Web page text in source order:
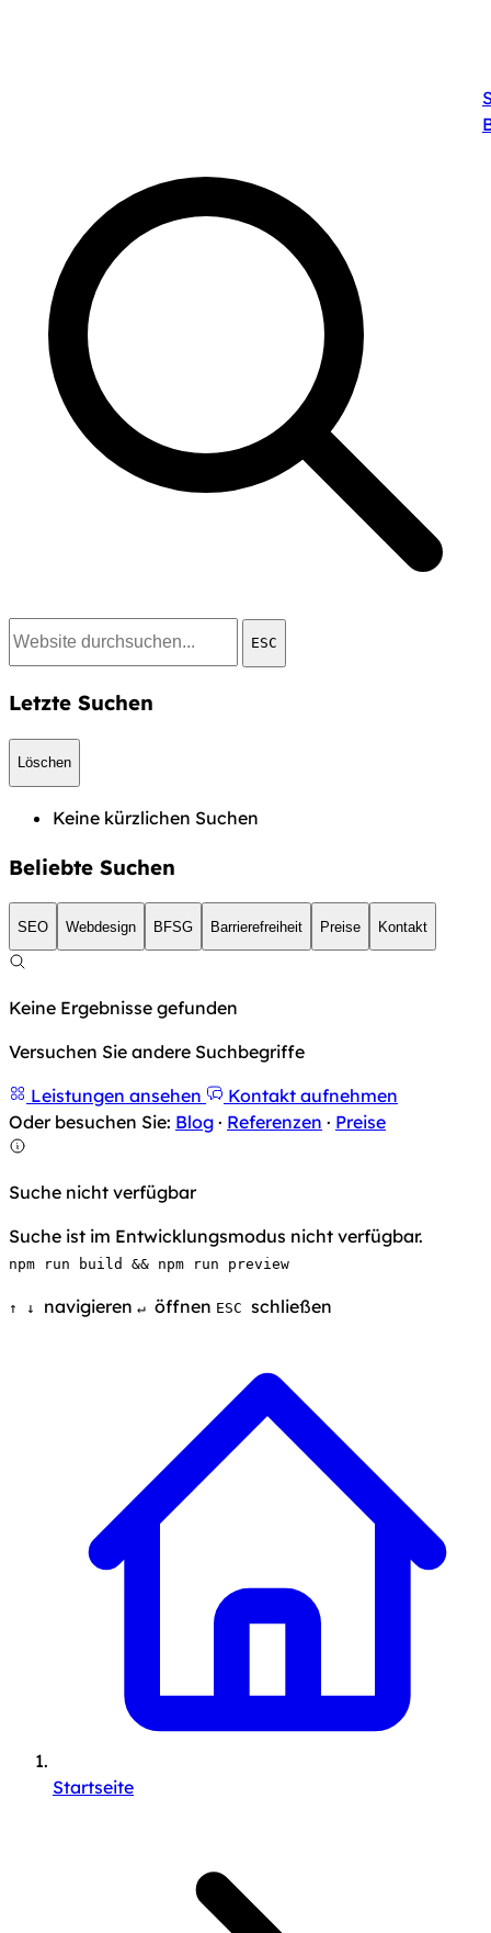
ESC
Letzte Suchen
Löschen
Keine kürzlichen Suchen
Beliebte Suchen
SEO Webdesign BFSG Barrierefreiheit Preise Kontakt
Keine Ergebnisse gefunden
Versuchen Sie andere Suchbegriffe
Leistungen ansehen
Kontakt aufnehmen
Oder besuchen Sie: Blog · Referenzen · Preise
Suche nicht verfügbar
Suche ist im Entwicklungsmodus nicht verfügbar.
npm run build && npm run preview
↑ ↓ navigieren ↵ öffnen ESC schließen
Startseite